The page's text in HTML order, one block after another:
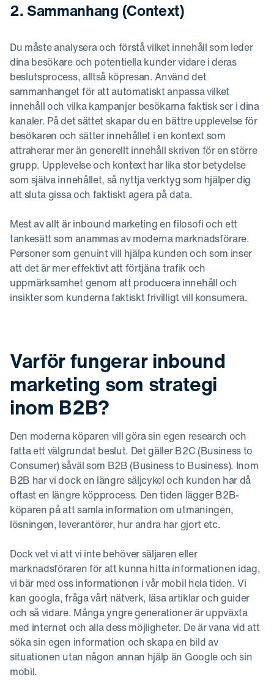
2. Sammanhang (Context)
Du måste analysera och förstå vilket innehåll som leder
dina besökare och potentiella kunder vidare i deras
beslutsprocess, alltså köpresan. Använd det
sammanhanget för att automatiskt anpassa vilket
innehåll och vilka kampanjer besökarna faktisk ser i dina
kanaler. På det sättet skapar du en bättre upplevelse för
besökaren och sätter innehållet i en kontext som
attraherar mer än generellt innehåll skriven för en större
grupp. Upplevelse och kontext har lika stor betydelse
som själva innehållet, så nyttja verktyg som hjälper dig
att sluta gissa och faktiskt agera på data.
Mest av allt är inbound marketing en filosofi och ett
tankesätt som anammas av moderna marknadsförare.
Personer som genuint vill hjälpa kunden och som inser
att det är mer effektivt att förtjäna trafik och
uppmärksamhet genom att producera innehåll och
insikter som kunderna faktiskt frivilligt vill konsumera.
Varför fungerar inbound
marketing som strategi
inom B2B?
Den moderna köparen vill göra sin egen research och
fatta ett välgrundat beslut. Det gäller B2C (Business to
Consumer) såväl som B2B (Business to Business). Inom
B2B har vi dock en längre säljcykel och kunden har då
oftast en längre köpprocess. Den tiden lägger B2B-
köparen på att samla information om utmaningen,
lösningen, leverantörer, hur andra har gjort etc.
Dock vet vi att vi inte behöver säljaren eller
marknadsföraren för att kunna hitta informationen idag,
vi bär med oss informationen i vår mobil hela tiden. Vi
kan googla, fråga vårt nätverk, läsa artiklar och guider
och så vidare. Många yngre generationer är uppväxta
med internet och alla dess möjligheter. De är vana vid att
söka sin egen information och skapa en bild av
situationen utan någon annan hjälp än Google och sin
mobil.